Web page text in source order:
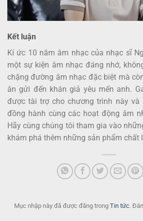
Kết luận
Kí ức 10 năm âm nhạc của nhạc sĩ
một sự kiện âm nhạc đáng nhớ,
chặng đường âm nhạc đặc biệt mà
ân gửi đến khán giả yêu mến anh.
được tài trợ cho chương trình này và
đồng hành cùng các hoạt động âm
Hãy cùng chúng tôi tham gia vào
khám phá thêm những sản phẩm chất
Mục nhập này đã được đăng trong Tin tức.